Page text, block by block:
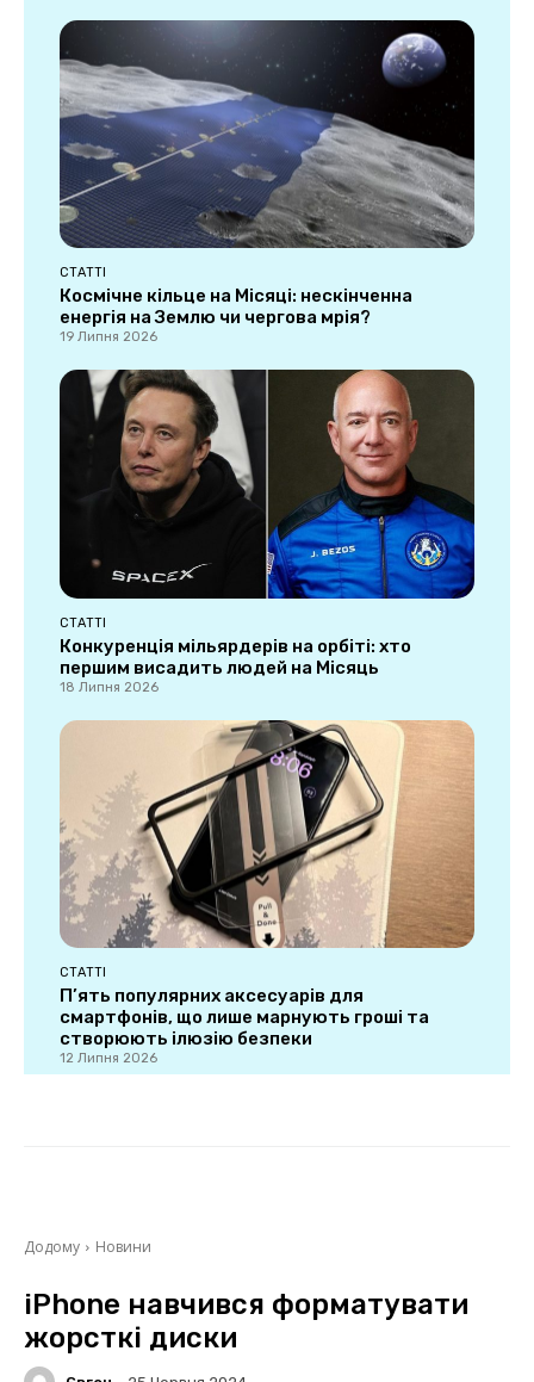
СТАТТІ
Космічне кільце на Місяці: нескінченна
енергія на Землю чи чергова мрія?
19 Липня 2026
СТАТТІ
Конкуренція мільярдерів на орбіті: хто
першим висадить людей на Місяць
18 Липня 2026
СТАТТІ
П’ять популярних аксесуарів для
смартфонів, що лише марнують гроші та
створюють ілюзію безпеки
12 Липня 2026